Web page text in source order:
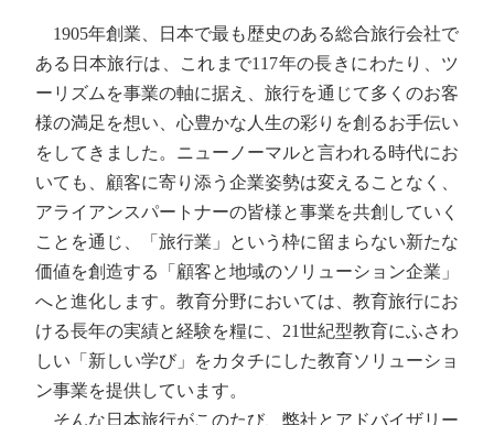
1905年創業、日本で最も歴史のある総合旅行会社で
ある日本旅行は、これまで117年の長きにわたり、ツ
ーリズムを事業の軸に据え、旅行を通じて多くのお客
様の満足を想い、心豊かな人生の彩りを創るお手伝い
をしてきました。ニューノーマルと言われる時代にお
いても、顧客に寄り添う企業姿勢は変えることなく、
アライアンスパートナーの皆様と事業を共創していく
ことを通じ、「旅行業」という枠に留まらない新たな
価値を創造する「顧客と地域のソリューション企業」
へと進化します。教育分野においては、教育旅行にお
ける長年の実績と経験を糧に、21世紀型教育にふさわ
しい「新しい学び」をカタチにした教育ソリューショ
ン事業を提供しています。
そんな日本旅行がこのたび、弊社とアドバイザリー